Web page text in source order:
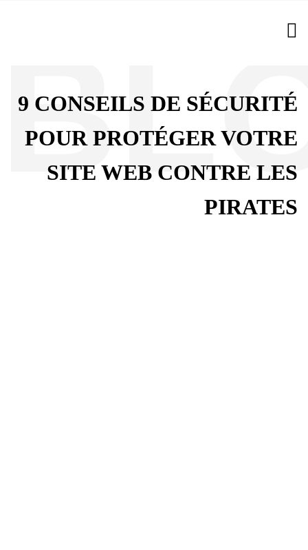
9 CONSEILS DE SÉCURITÉ
POUR PROTÉGER VOTRE
SITE WEB CONTRE LES
PIRATES